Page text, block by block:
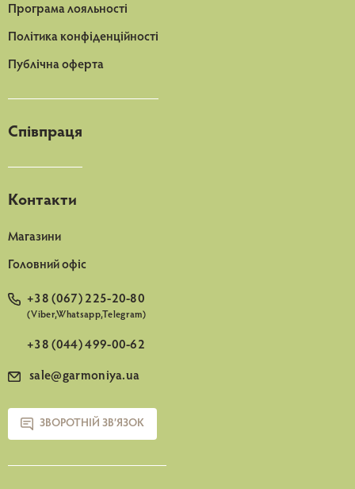
Програма лояльності
Політика конфіденційності
Публічна оферта
Співпраця
Контакти
Магазини
Головний офіс
+38 (067) 225-20-80
(Viber,Whatsapp,Telegram)
+38 (044) 499-00-62
sale@garmoniya.ua
ЗВОРОТНІЙ ЗВ’ЯЗОК